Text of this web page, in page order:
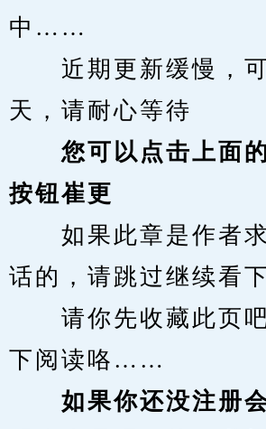
中……
近期更新缓慢，可
天，请耐心等待
您可以点击上面
按钮崔更
如果此章是作者求
话的，请跳过继续看
请你先收藏此页吧
下阅读咯……
如果你还没注册会